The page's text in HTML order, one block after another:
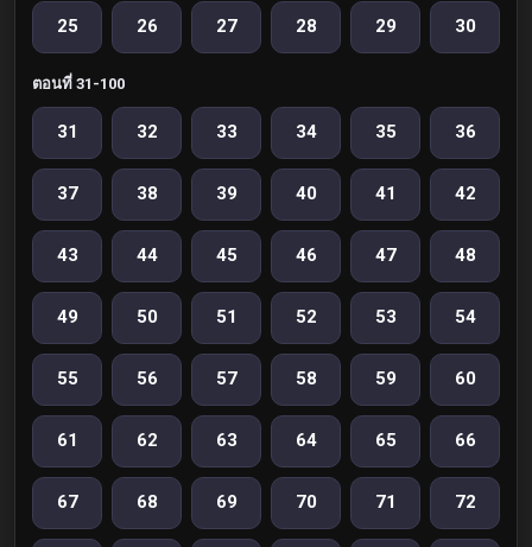
25 26 27 28 29 30
ตอนที่ 31-100
31 32 33 34 35 36
37 38 39 40 41 42
43 44 45 46 47 48
49 50 51 52 53 54
55 56 57 58 59 60
61 62 63 64 65 66
67 68 69 70 71 72